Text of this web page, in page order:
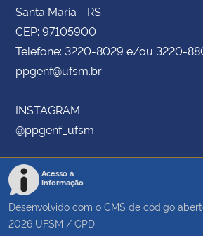
Santa Maria - RS
CEP: 97105900
Telefone: 3220-8029 e/ou 3220-
ppgenf@ufsm.br
INSTAGRAM
@ppgenf_ufsm
Acesso à
Informação
Desenvolvido com o CMS de código
2026 UFSM / CPD